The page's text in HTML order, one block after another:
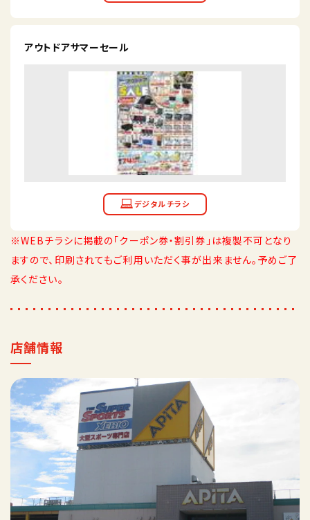
アウトドアサマーセール
※WEBチラシに掲載の「クーポン券・割引券」は複製不可となり
ますので、印刷されてもご利用いただく事が出来ません。予めご了
承ください。
店舗情報